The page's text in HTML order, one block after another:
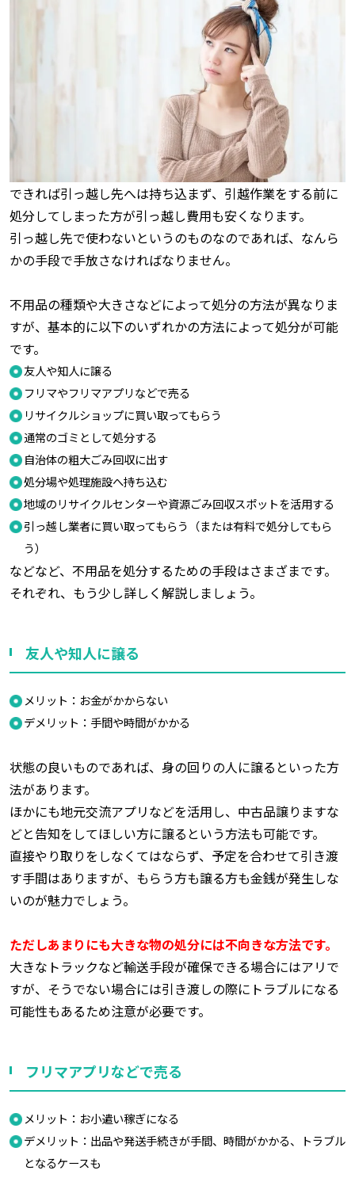
できれば引っ越し先へは持ち込まず、引越作業をする前に
処分してしまった方が引っ越し費用も安くなります。
引っ越し先で使わないというのものなのであれば、なんら
かの手段で手放さなければなりません。
不用品の種類や大きさなどによって処分の方法が異なりま
すが、基本的に以下のいずれかの方法によって処分が可能
です。
友人や知人に譲る
フリマやフリマアプリなどで売る
リサイクルショップに買い取ってもらう
通常のゴミとして処分する
自治体の粗大ごみ回収に出す
処分場や処理施設へ持ち込む
地域のリサイクルセンターや資源ごみ回収スポットを活用する
引っ越し業者に買い取ってもらう（または有料で処分してもら
う）
などなど、不用品を処分するための手段はさまざまです。
それぞれ、もう少し詳しく解説しましょう。
友人や知人に譲る
メリット：お金がかからない
デメリット：手間や時間がかかる
状態の良いものであれば、身の回りの人に譲るといった方
法があります。
ほかにも地元交流アプリなどを活用し、中古品譲りますな
どと告知をしてほしい方に譲るという方法も可能です。
直接やり取りをしなくてはならず、予定を合わせて引き渡
す手間はありますが、もらう方も譲る方も金銭が発生しな
いのが魅力でしょう。
ただしあまりにも大きな物の処分には不向きな方法です。
大きなトラックなど輸送手段が確保できる場合にはアリで
すが、そうでない場合には引き渡しの際にトラブルになる
可能性もあるため注意が必要です。
フリマアプリなどで売る
メリット：お小遣い稼ぎになる
デメリット：出品や発送手続きが手間、時間がかかる、トラブル
となるケースも